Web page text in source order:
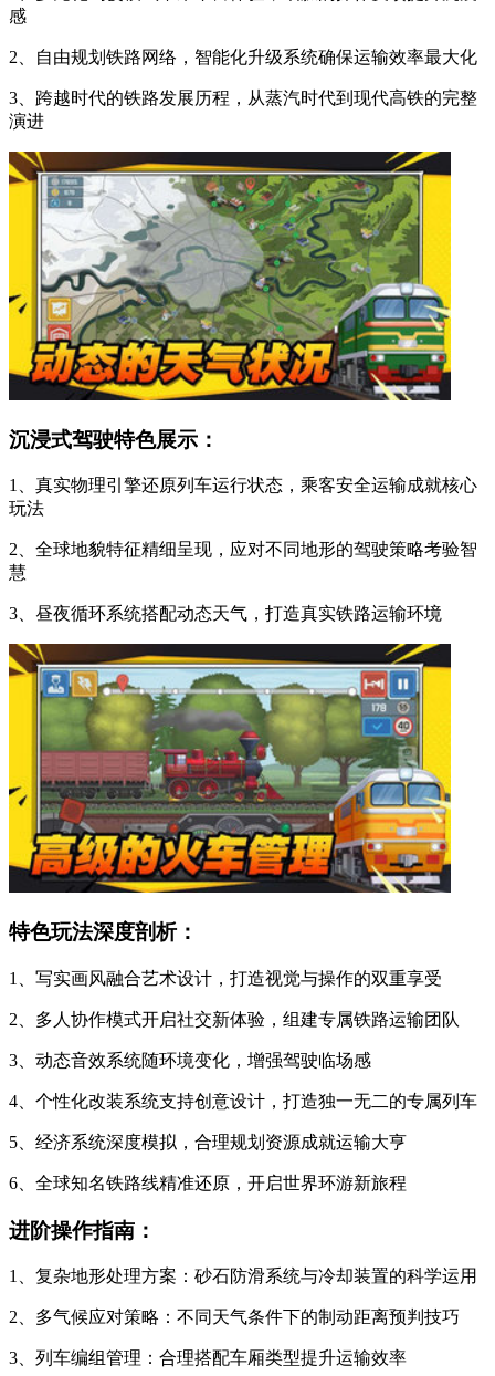
感
2、自由规划铁路网络，智能化升级系统确保运输效率最大化
3、跨越时代的铁路发展历程，从蒸汽时代到现代高铁的完整
演进
沉浸式驾驶特色展示：
1、真实物理引擎还原列车运行状态，乘客安全运输成就核心
玩法
2、全球地貌特征精细呈现，应对不同地形的驾驶策略考验智
慧
3、昼夜循环系统搭配动态天气，打造真实铁路运输环境
特色玩法深度剖析：
1、写实画风融合艺术设计，打造视觉与操作的双重享受
2、多人协作模式开启社交新体验，组建专属铁路运输团队
3、动态音效系统随环境变化，增强驾驶临场感
4、个性化改装系统支持创意设计，打造独一无二的专属列车
5、经济系统深度模拟，合理规划资源成就运输大亨
6、全球知名铁路线精准还原，开启世界环游新旅程
进阶操作指南：
1、复杂地形处理方案：砂石防滑系统与冷却装置的科学运用
2、多气候应对策略：不同天气条件下的制动距离预判技巧
3、列车编组管理：合理搭配车厢类型提升运输效率